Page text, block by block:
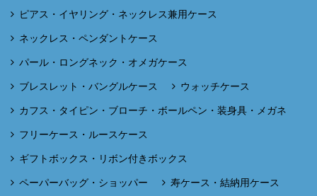
ピアス・イヤリング・ネックレス兼用ケース
ネックレス・ペンダントケース
パール・ロングネック・オメガケース
ブレスレット・バングルケース ウォッチケース
カフス・タイピン・ブローチ・ボールペン・装身具・メガネ
フリーケース・ルースケース
ギフトボックス・リボン付きボックス
ペーパーバッグ・ショッパー 寿ケース・結納用ケース